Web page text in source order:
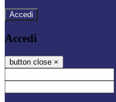
Accedi
Accedi
button close ×